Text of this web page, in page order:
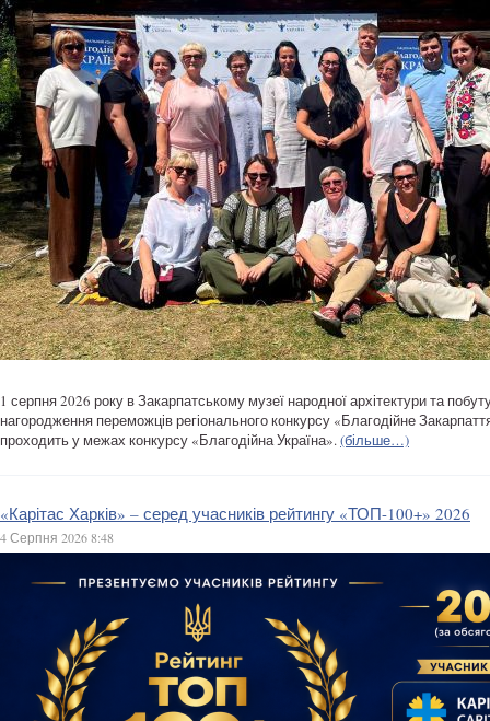
1 серпня 2026 року в Закарпатському музеї народної архітектури та
нагородження переможців регіонального конкурсу «Благодійне
проходить у межах конкурсу «Благодійна Україна».(більше…)
«Карітас Харків» – серед учасників рейтингу «ТОП-100+» 2026
4 Серпня 2026 8:48